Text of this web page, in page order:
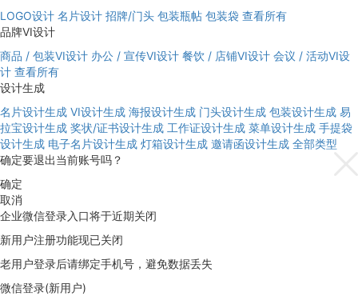
LOGO设计 名片设计 招牌/门头 包装瓶帖 包装袋 查看所有
品牌VI设计
商品 / 包装VI设计 办公 / 宣传VI设计 餐饮 / 店铺VI设计 会议 / 活动VI设
计 查看所有
设计生成
名片设计生成 VI设计生成 海报设计生成 门头设计生成 包装设计生成 易
拉宝设计生成 奖状/证书设计生成 工作证设计生成 菜单设计生成 手提袋
设计生成 电子名片设计生成 灯箱设计生成 邀请函设计生成 全部类型
确定要退出当前账号吗？
确定
取消
企业微信登录入口将于近期关闭
新用户注册功能现已关闭
老用户登录后请绑定手机号，避免数据丢失
微信登录(新用户)